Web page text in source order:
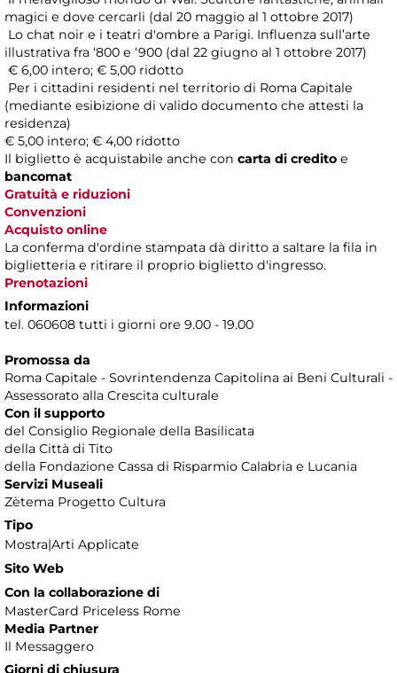
magici e dove cercarli (dal 20 maggio al 1 ottobre 2017)
Lo chat noir e i teatri d'ombre a Parigi. Influenza sull’arte
illustrativa fra ‘800 e ‘900 (dal 22 giugno al 1 ottobre 2017)
€ 6,00 intero; € 5,00 ridotto
Per i cittadini residenti nel territorio di Roma Capitale
(mediante esibizione di valido documento che attesti la
residenza)
€ 5,00 intero; € 4,00 ridotto
Il biglietto è acquistabile anche con carta di credito e
bancomat
Gratuità e riduzioni
Convenzioni
Acquisto online
La conferma d'ordine stampata dà diritto a saltare la fila in
biglietteria e ritirare il proprio biglietto d'ingresso.
Prenotazioni
Informazioni
tel. 060608 tutti i giorni ore 9.00 - 19.00
Promossa da
Roma Capitale - Sovrintendenza Capitolina ai Beni Culturali -
Assessorato alla Crescita culturale
Con il supporto
del Consiglio Regionale della Basilicata
della Città di Tito
della Fondazione Cassa di Risparmio Calabria e Lucania
Servizi Museali
Zètema Progetto Cultura
Tipo
Mostra|Arti Applicate
Sito Web
Con la collaborazione di
MasterCard Priceless Rome
Media Partner
Il Messaggero
Giorni di chiusura